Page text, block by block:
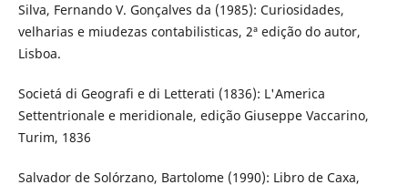
Silva, Fernando V. Gonçalves da (1985): Curiosidades,
velharias e miudezas contabilisticas, 2ª edição do autor,
Lisboa.
Societá di Geografi e di Letterati (1836): L'America
Settentrionale e meridionale, edição Giuseppe Vaccarino,
Turim, 1836
Salvador de Solórzano, Bartolome (1990): Libro de Caxa,